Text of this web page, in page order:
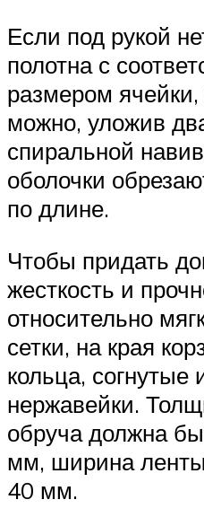
Если под рукой
полотна с
размером ячейки,
можно, уложив
спиральной
оболочки
по длине.
Чтобы придать
жесткость и
относительно
сетки, на края
кольца, согнутые
нержавейки.
обруча должна
мм, ширина
40 мм.